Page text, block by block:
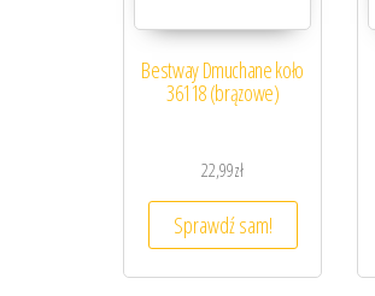
Bestway Dmuchane koło
36118 (brązowe)
22,99zł
Sprawdź sam!